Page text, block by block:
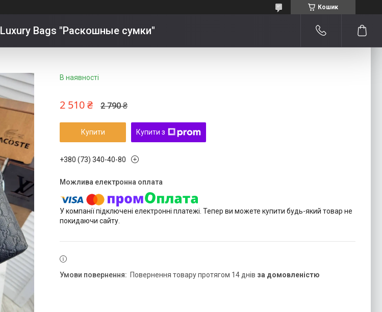
Кошик
Luxury Bags "Раскошные сумки"
В наявності
2 790 ₴
2 510 ₴
Купити Купити з
+380 (73) 340-40-80
У компанії підключені електронні платежі. Тепер ви можете купити будь-який товар не
покидаючи сайту.
повернення товару протягом 14 днів за домовленістю